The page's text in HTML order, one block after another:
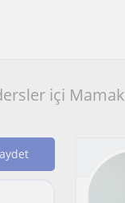
içi Mamak